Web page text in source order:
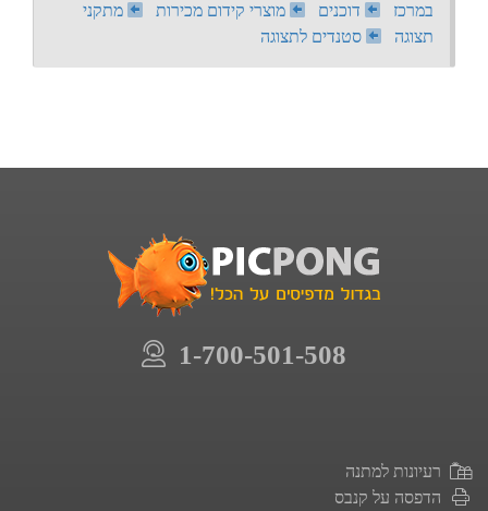
במרכז
דוכנים מוצרי קידום מכירות
מתקני
תצוגה
סטנדים לתצוגה
1-700-501-508
רעיונות למתנה
הדפסה על קנבס